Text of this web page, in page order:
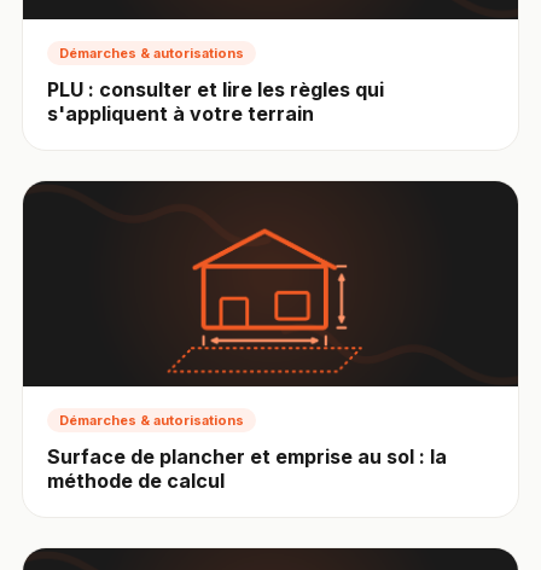
Démarches & autorisations
PLU : consulter et lire les règles qui
s'appliquent à votre terrain
Démarches & autorisations
Surface de plancher et emprise au sol : la
méthode de calcul